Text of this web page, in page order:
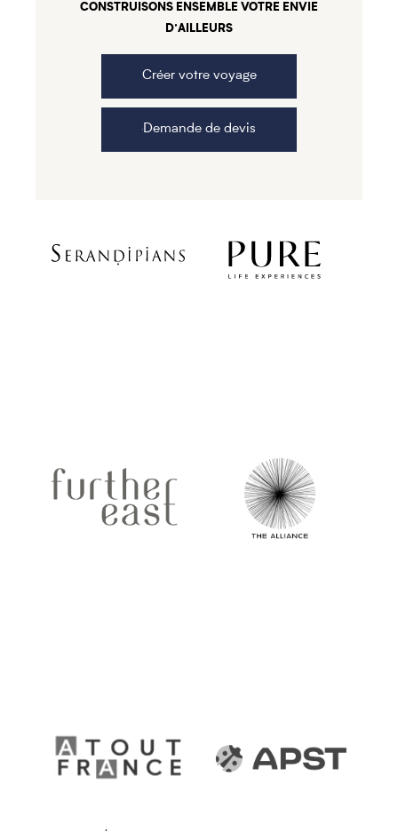
CONSTRUISONS ENSEMBLE VOTRE ENVIE
D’AILLEURS
Créer votre voyage
Demande de devis